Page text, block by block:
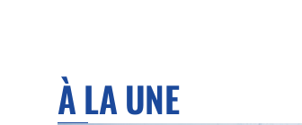
À LA UNE